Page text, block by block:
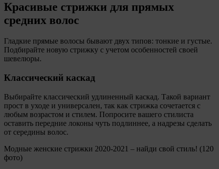
Красивые стрижки для прямых
средних волос
Гладкие прямые волосы бывают двух типов: тонкие и густые.
Подбирайте новую стрижку с учетом особенностей своей
шевелюры.
Классический каскад
Выбирайте классический удлиненный каскад. Такой вариант
прост в уходе и универсален, так как стрижка сочетается с
любым возрастом и стилем. Попросите вашего стилиста
оставить передние локоны чуть подлиннее, а надрезы сделать
от середины волос.
Модные женские стрижки 2020-2021 – найди свой стиль! (120
фото)